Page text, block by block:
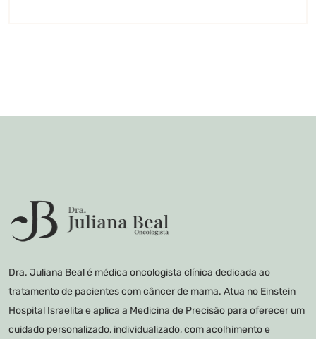
Dra. Juliana Beal é médica oncologista clínica dedicada ao
tratamento de pacientes com câncer de mama. Atua no Einstein
Hospital Israelita e aplica a Medicina de Precisão para oferecer um
cuidado personalizado, individualizado, com acolhimento e